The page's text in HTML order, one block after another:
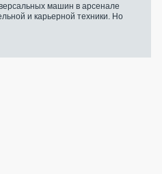
машин в арсенале
и карьерной техники. Но